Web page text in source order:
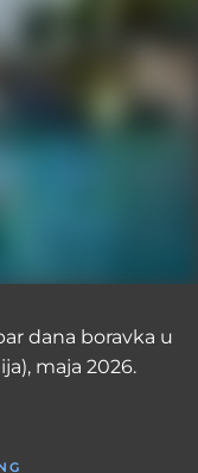
dana boravka u
maja 2026.